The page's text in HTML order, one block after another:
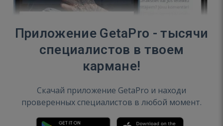
Приложение GetaPro - тысячи
специалистов в твоем
кармане!
Скачай приложение GetaPro и находи
проверенных специалистов в любой момент.